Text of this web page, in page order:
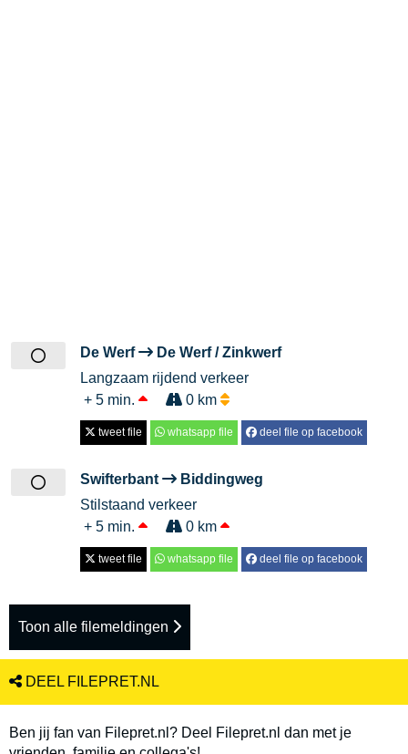
De Werf
De Werf / Zinkwerf
Langzaam rijdend verkeer
+ 5 min.
0 km
tweet file whatsapp file deel file op facebook
Swifterbant
Biddingweg
Stilstaand verkeer
+ 5 min.
0 km
tweet file whatsapp file deel file op facebook
Toon alle filemeldingen
DEEL FILEPRET.NL
Ben jij fan van Filepret.nl? Deel Filepret.nl dan met je